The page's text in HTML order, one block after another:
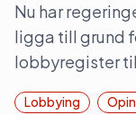
Nu har
ligga till grund
lobbyregister
Lobbying